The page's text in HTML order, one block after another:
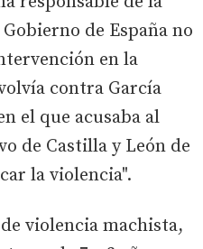
de España no
en la
contra García
el que acusaba al
de Castilla y León de
la violencia".
violencia machista,